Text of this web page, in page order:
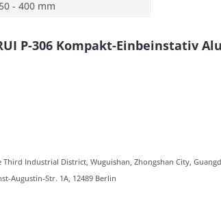
- 400 mm
P-306 Kompakt-Einbeinstativ
Third Industrial District, Wuguishan, Zhongshan City,
Augustin-Str. 1A, 12489 Berlin